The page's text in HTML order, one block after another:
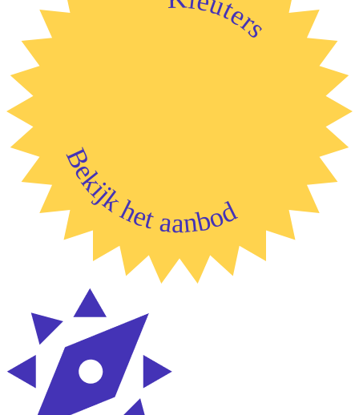
Kleuters
Bekijk het aanbod